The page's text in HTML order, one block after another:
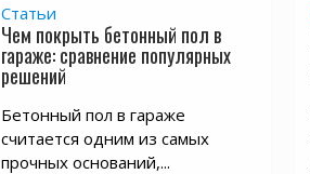
Статьи
Чем покрыть бетонный пол в
гараже: сравнение популярных
решений
Бетонный пол в гараже
считается одним из самых
прочных оснований,...